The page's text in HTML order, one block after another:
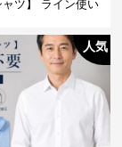
ャツ】 ライン使い
人気